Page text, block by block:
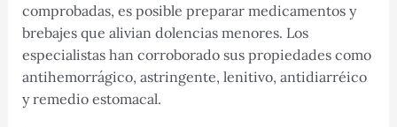
comprobadas, es posible preparar medicamentos y
brebajes que alivian dolencias menores. Los
especialistas han corroborado sus propiedades como
antihemorrágico, astringente, lenitivo, antidiarréico
y remedio estomacal.